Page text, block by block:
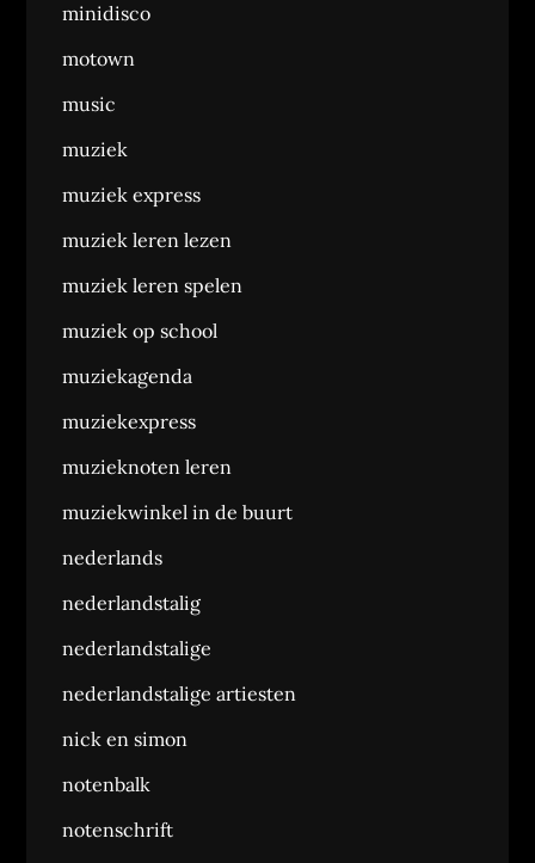
minidisco
motown
music
muziek
muziek express
muziek leren lezen
muziek leren spelen
muziek op school
muziekagenda
muziekexpress
muzieknoten leren
muziekwinkel in de buurt
nederlands
nederlandstalig
nederlandstalige
nederlandstalige artiesten
nick en simon
notenbalk
notenschrift